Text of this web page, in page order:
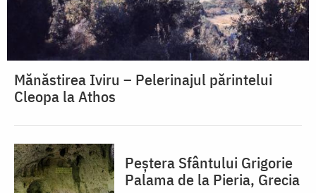
Mănăstirea Iviru – Pelerinajul părintelui
Cleopa la Athos
Peștera Sfântului Grigorie
Palama de la Pieria, Grecia